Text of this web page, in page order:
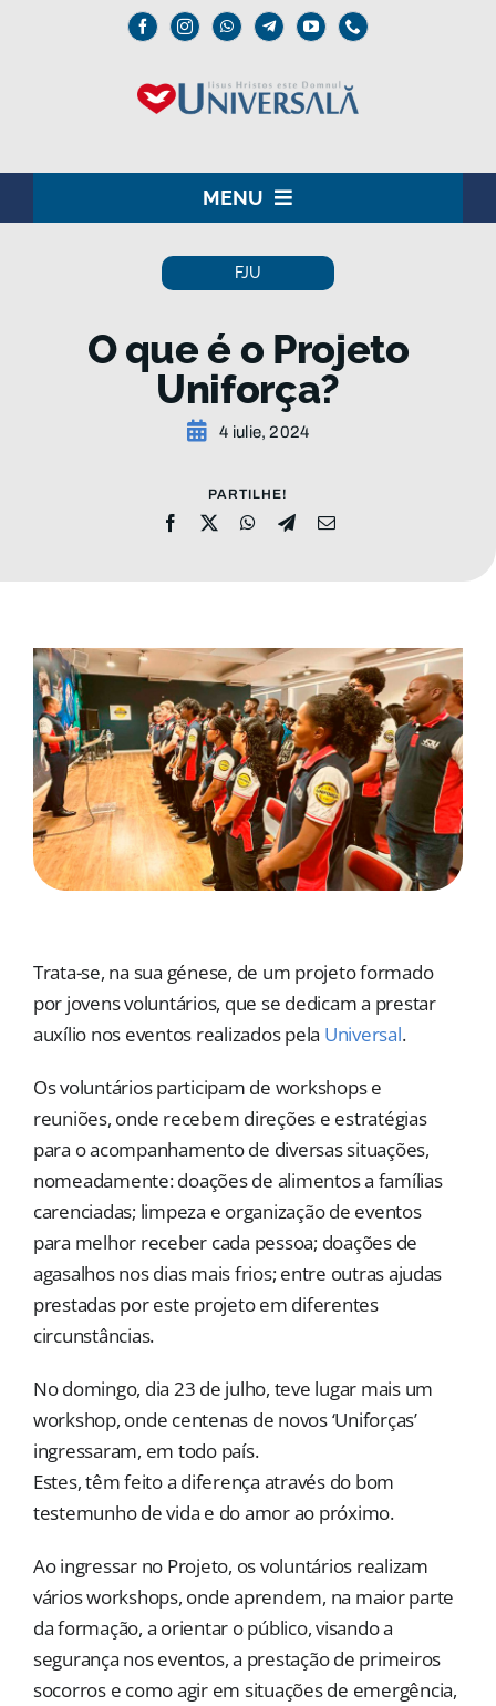
MENU
INSTITUȚIONAL
Cautare...
FJU
O que é o Projeto
Uniforça?
4 iulie, 2024
PARTILHE!
Trata-se, na sua génese, de um projeto formado
por jovens voluntários, que se dedicam a prestar
auxílio nos eventos realizados pela Universal.
Os voluntários participam de workshops e
reuniões, onde recebem direções e estratégias
para o acompanhamento de diversas situações,
nomeadamente: doações de alimentos a famílias
carenciadas; limpeza e organização de eventos
para melhor receber cada pessoa; doações de
agasalhos nos dias mais frios; entre outras ajudas
prestadas por este projeto em diferentes
circunstâncias.
No domingo, dia 23 de julho, teve lugar mais um
workshop, onde centenas de novos ‘Uniforças’
ingressaram, em todo país.
Estes, têm feito a diferença através do bom
testemunho de vida e do amor ao próximo.
Ao ingressar no Projeto, os voluntários realizam
vários workshops, onde aprendem, na maior parte
da formação, a orientar o público, visando a
segurança nos eventos, a prestação de primeiros
socorros e como agir em situações de emergência,